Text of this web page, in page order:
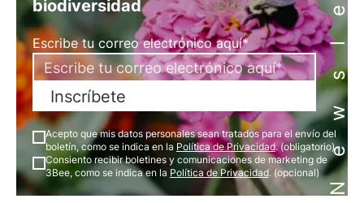
biodiversidad
Escribe tu correo electrónico aquí*
Inscríbete
Acepto que mis datos personales sean tratados para el envío del
boletín, como se indica en la Política de Privacidad. (obligatorio)
Consiento recibir boletines y comunicaciones de marketing de
3Bee, como se indica en la Política de Privacidad. (opcional)